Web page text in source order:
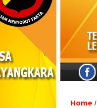
Home /